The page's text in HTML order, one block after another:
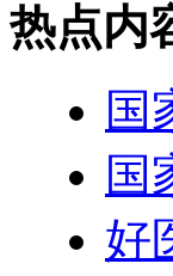
热点内
国
国
好